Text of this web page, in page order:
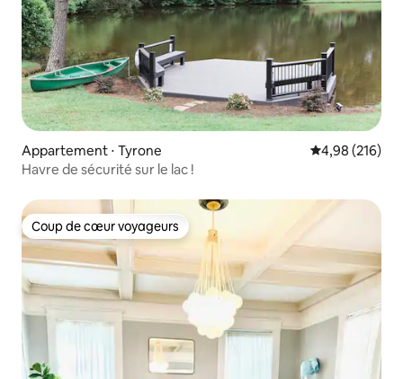
Appartement ⋅ Tyrone Évaluation
4,98 (216)
Havre de sécurité sur le lac !
Coup de cœur voyageurs
Coup de cœur voyageurs